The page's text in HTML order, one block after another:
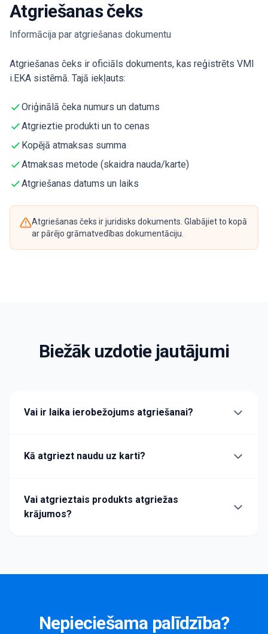
Atgriešanas čeks
Informācija par atgriešanas dokumentu
Atgriešanas čeks ir oficiāls dokuments, kas reģistrēts VMI
i.EKA sistēmā. Tajā iekļauts:
Oriģinālā čeka numurs un datums
Atgrieztie produkti un to cenas
Kopējā atmaksas summa
Atmaksas metode (skaidra nauda/karte)
Atgriešanas datums un laiks
Atgriešanas čeks ir juridisks dokuments. Glabājiet to kopā
ar pārējo grāmatvedības dokumentāciju.
Biežāk uzdotie jautājumi
Vai ir laika ierobežojums atgriešanai?
Kā atgriezt naudu uz karti?
Vai atgrieztais produkts atgriežas
krājumos?
Nepieciešama palīdzība?